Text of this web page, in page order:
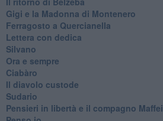
Gigi e la Madonna di Montenero
Ferragosto a Quercianella
Lettera con dedica
Silvano
Ora e sempre
Ciabàro
Il diavolo custode
Sudario
Pensieri in libertà e il compagno Maffei